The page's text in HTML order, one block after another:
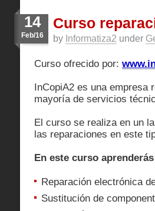
14
Feb/16
Curso
by Informatiza2 under
Curso ofrecido por:
InCopiA2 es una empresa
mayoría de servicios
El curso se realiza en un
las reparaciones en este
En este curso
Reparación electrónica
Sustitución de